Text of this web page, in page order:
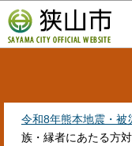
の
ペ
令和8年熊本地震・被
族・縁者にあたる方対